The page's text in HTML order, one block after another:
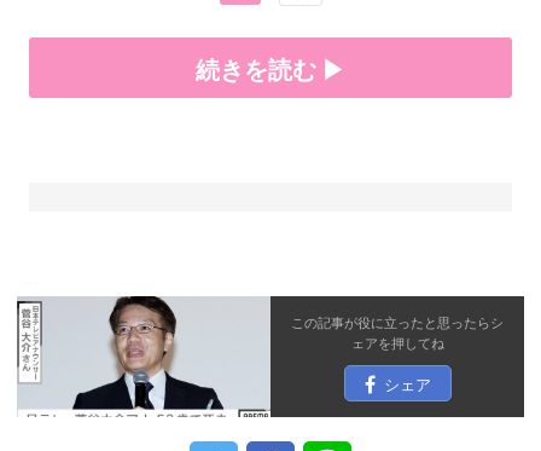
続きを読む ▶
この記事が役に立ったと思ったらシ
ェアを押してね
シェア